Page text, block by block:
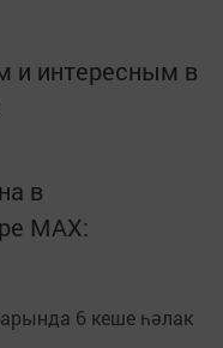
и интересным в
в
MАХ:
6 кеше һәлак